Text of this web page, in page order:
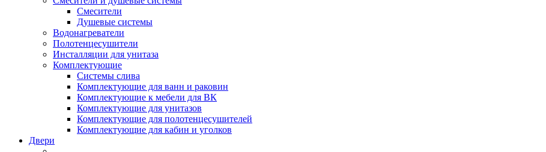
Смесители
Душевые системы
Водонагреватели
Полотенцесушители
Инсталляции для унитаза
Комплектующие
Системы слива
Комплектующие для ванн и раковин
Комплектующие к мебели для ВК
Комплектующие для унитазов
Комплектующие для полотенцесушителей
Комплектующие для кабин и уголков
Двери